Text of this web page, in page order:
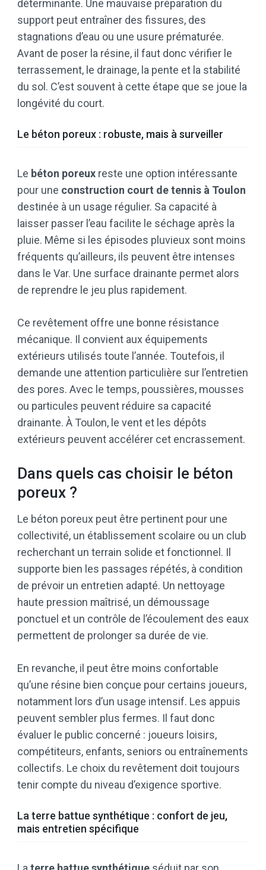
déterminante. Une mauvaise préparation du
support peut entraîner des fissures, des
stagnations d’eau ou une usure prématurée.
Avant de poser la résine, il faut donc vérifier le
terrassement, le drainage, la pente et la stabilité
du sol. C’est souvent à cette étape que se joue la
longévité du court.
Le béton poreux : robuste, mais à surveiller
Le béton poreux reste une option intéressante
pour une construction court de tennis à Toulon
destinée à un usage régulier. Sa capacité à
laisser passer l’eau facilite le séchage après la
pluie. Même si les épisodes pluvieux sont moins
fréquents qu’ailleurs, ils peuvent être intenses
dans le Var. Une surface drainante permet alors
de reprendre le jeu plus rapidement.
Ce revêtement offre une bonne résistance
mécanique. Il convient aux équipements
extérieurs utilisés toute l’année. Toutefois, il
demande une attention particulière sur l’entretien
des pores. Avec le temps, poussières, mousses
ou particules peuvent réduire sa capacité
drainante. À Toulon, le vent et les dépôts
extérieurs peuvent accélérer cet encrassement.
Dans quels cas choisir le béton
poreux ?
Le béton poreux peut être pertinent pour une
collectivité, un établissement scolaire ou un club
recherchant un terrain solide et fonctionnel. Il
supporte bien les passages répétés, à condition
de prévoir un entretien adapté. Un nettoyage
haute pression maîtrisé, un démoussage
ponctuel et un contrôle de l’écoulement des eaux
permettent de prolonger sa durée de vie.
En revanche, il peut être moins confortable
qu’une résine bien conçue pour certains joueurs,
notamment lors d’un usage intensif. Les appuis
peuvent sembler plus fermes. Il faut donc
évaluer le public concerné : joueurs loisirs,
compétiteurs, enfants, seniors ou entraînements
collectifs. Le choix du revêtement doit toujours
tenir compte du niveau d’exigence sportive.
La terre battue synthétique : confort de jeu,
mais entretien spécifique